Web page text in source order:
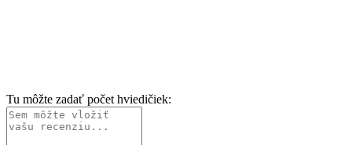
Tu môžte zadať počet hviedičiek: